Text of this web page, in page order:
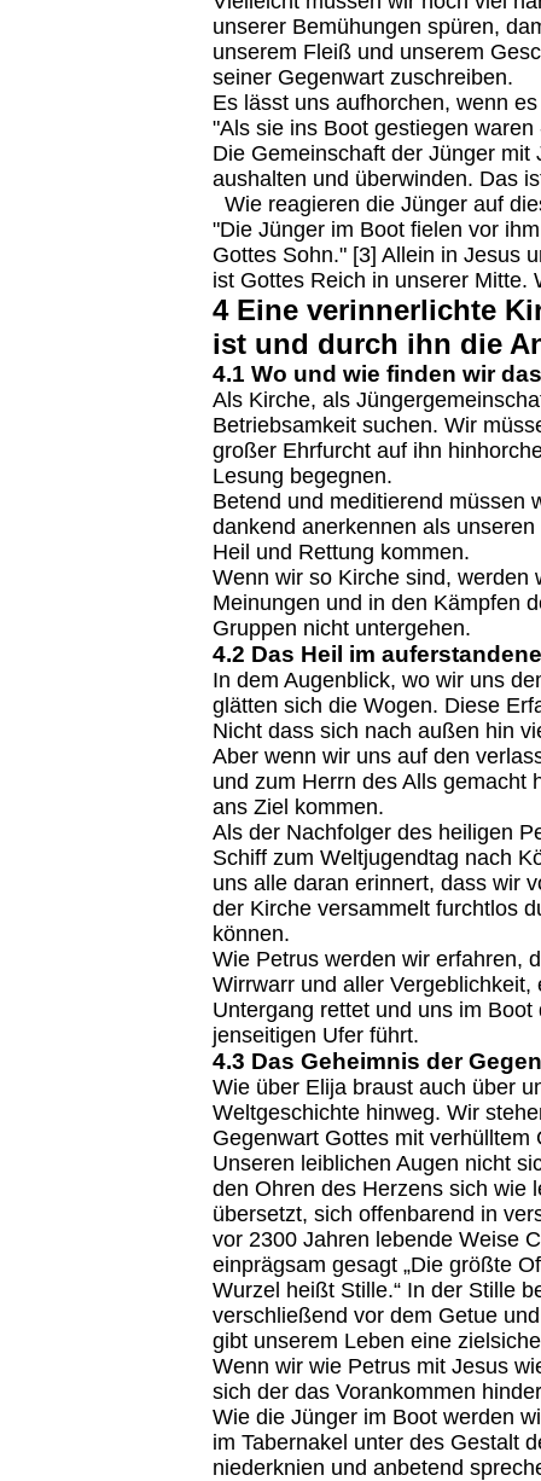
unserer Bemühungen spüren,
unserem Fleiß und unserem
seiner Gegenwart zuschreiben.
Es lässt uns aufhorchen, wenn
"Als sie ins Boot gestiegen
Die Gemeinschaft der Jünger
aushalten und überwinden. Das
Wie reagieren die Jünger auf
"Die Jünger im Boot fielen vor
Gottes Sohn." [3] Allein in Jesus
ist Gottes Reich in unserer Mitte.
4 Eine verinnerlichte
ist und durch ihn die
4.1 Wo und wie finden wir
Als Kirche, als
Betriebsamkeit suchen. Wir
großer Ehrfurcht auf ihn
Lesung begegnen.
Betend und meditierend müssen
dankend anerkennen als
Heil und Rettung kommen.
Wenn wir so Kirche sind, werden
Meinungen und in den Kämpfen
Gruppen nicht untergehen.
4.2 Das Heil im
In dem Augenblick, wo wir uns
glätten sich die Wogen. Diese
Nicht dass sich nach außen hin
Aber wenn wir uns auf den
und zum Herrn des Alls gemacht
ans Ziel kommen.
Als der Nachfolger des heiligen
Schiff zum Weltjugendtag nach
uns alle daran erinnert, dass wir
der Kirche versammelt furchtlos
können.
Wie Petrus werden wir erfahren,
Wirrwarr und aller
Untergang rettet und uns im
jenseitigen Ufer führt.
4.3 Das Geheimnis der
Wie über Elija braust auch über
Weltgeschichte hinweg. Wir
Gegenwart Gottes mit verhülltem
Unseren leiblichen Augen nicht
den Ohren des Herzens sich wie
übersetzt, sich offenbarend in
vor 2300 Jahren lebende Weise
einprägsam gesagt „Die größte
Wurzel heißt Stille.“ In der Stille
verschließend vor dem Getue
gibt unserem Leben eine
Wenn wir wie Petrus mit Jesus
sich der das Vorankommen
Wie die Jünger im Boot werden
im Tabernakel unter des Gestalt
niederknien und anbetend